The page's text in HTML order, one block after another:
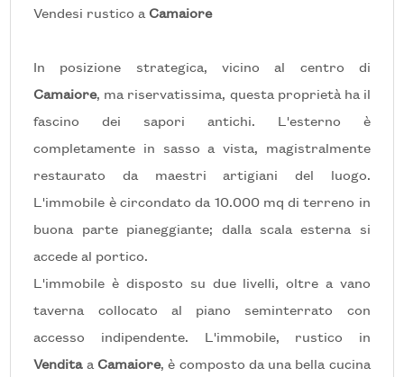
Vendesi rustico a Camaiore
In posizione strategica, vicino al centro di
Camaiore, ma riservatissima, questa proprietà ha il
fascino dei sapori antichi. L'esterno è
completamente in sasso a vista, magistralmente
restaurato da maestri artigiani del luogo.
L'immobile è circondato da 10.000 mq di terreno in
buona parte pianeggiante; dalla scala esterna si
accede al portico.
L'immobile è disposto su due livelli, oltre a vano
taverna collocato al piano seminterrato con
accesso indipendente. L'immobile, rustico in
Venditaa Camaiore, è composto da una bella cucina
Totale
mq
Locali
minimi